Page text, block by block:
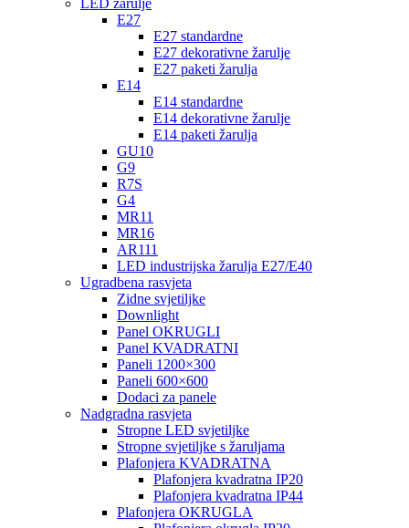
LED žarulje
E27
E27 standardne
E27 dekorativne žarulje
E27 paketi žarulja
E14
E14 standardne
E14 dekorativne žarulje
E14 paketi žarulja
GU10
G9
R7S
G4
MR11
MR16
AR111
LED industrijska žarulja E27/E40
Ugradbena rasvjeta
Zidne svjetiljke
Downlight
Panel OKRUGLI
Panel KVADRATNI
Paneli 1200×300
Paneli 600×600
Dodaci za panele
Nadgradna rasvjeta
Stropne LED svjetiljke
Stropne svjetiljke s žaruljama
Plafonjera KVADRATNA
Plafonjera kvadratna IP20
Plafonjera kvadratna IP44
Plafonjera OKRUGLA